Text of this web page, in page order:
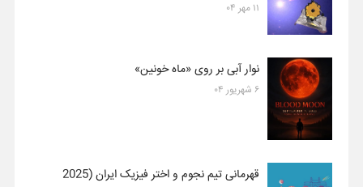
۱۱ مهر ۰۴
نوار آبی بر روی «ماه خونین»
۶ شهریور ۰۴
قهرمانی تیم نجوم و اختر فیزیک ایران (2025